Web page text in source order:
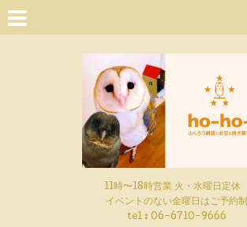
11時〜18時営業 火・水曜日定休
イベントのない金曜日はご予約制
tel : 06-6710-9666